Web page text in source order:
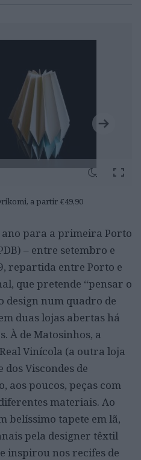
a partir €49,90
ano para a primeira Porto
– entre setembro e
repartida entre Porto e
que pretende “pensar o
design num quadro de
duas lojas abertas há
À de Matosinhos, a
Vinícola (a outra loja
Viscondes de
aos poucos, peças com
materiais. Ao
belíssimo tapete em lã,
pela designer têxtil
inspirou nos recifes de